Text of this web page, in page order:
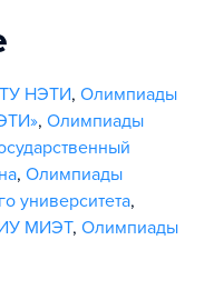
НЭТИ, Олимпиады
, Олимпиады
, Олимпиады
университета,
МИЭТ, Олимпиады